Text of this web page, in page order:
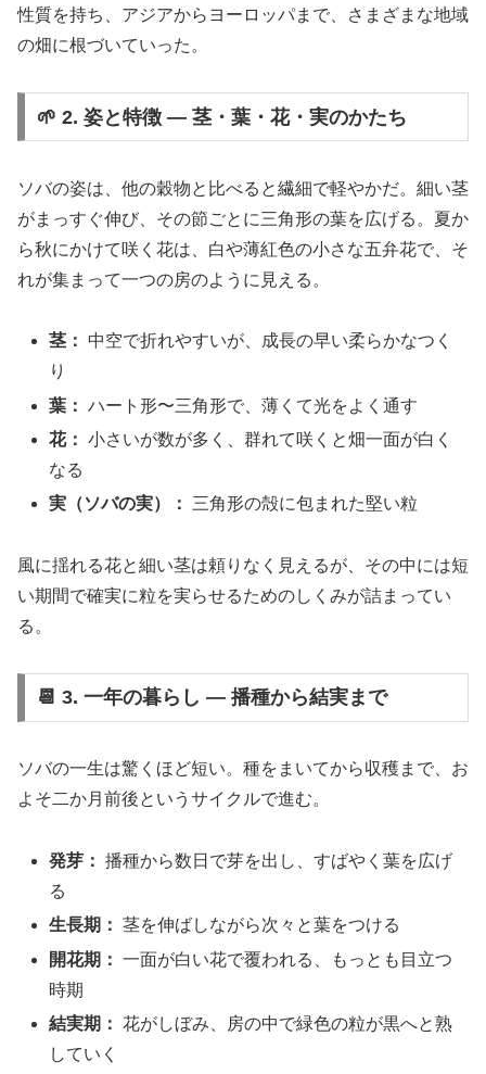
性質を持ち、アジアからヨーロッパまで、さまざまな地域
の畑に根づいていった。
🌱 2. 姿と特徴 ― 茎・葉・花・実のかたち
ソバの姿は、他の穀物と比べると繊細で軽やかだ。細い茎
がまっすぐ伸び、その節ごとに三角形の葉を広げる。夏か
ら秋にかけて咲く花は、白や薄紅色の小さな五弁花で、そ
れが集まって一つの房のように見える。
茎：
中空で折れやすいが、成長の早い柔らかなつく
り
葉： ハート形〜三角形で、薄くて光をよく通す
花： 小さいが数が多く、群れて咲くと畑一面が白く
なる
実（ソバの実）：
三角形の殻に包まれた堅い粒
風に揺れる花と細い茎は頼りなく見えるが、その中には短
い期間で確実に粒を実らせるためのしくみが詰まってい
る。
📆 3. 一年の暮らし ― 播種から結実まで
ソバの一生は驚くほど短い。種をまいてから収穫まで、お
よそ二か月前後というサイクルで進む。
発芽： 播種から数日で芽を出し、すばやく葉を広げ
る
生長期： 茎を伸ばしながら次々と葉をつける
開花期： 一面が白い花で覆われる、もっとも目立つ
時期
結実期： 花がしぼみ、房の中で緑色の粒が黒へと熟
していく